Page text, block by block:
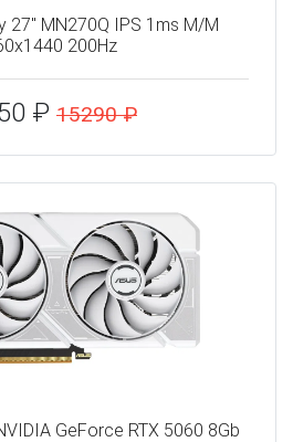
MN270Q IPS 1ms M/M
200Hz
₽ 15290 ₽
GeForce RTX 5060 8Gb